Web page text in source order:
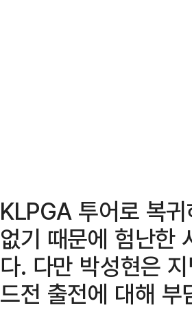
KLPGA 투어로 복
없기 때문에 험난한
다. 다만 박성현은
드전 출전에 대해